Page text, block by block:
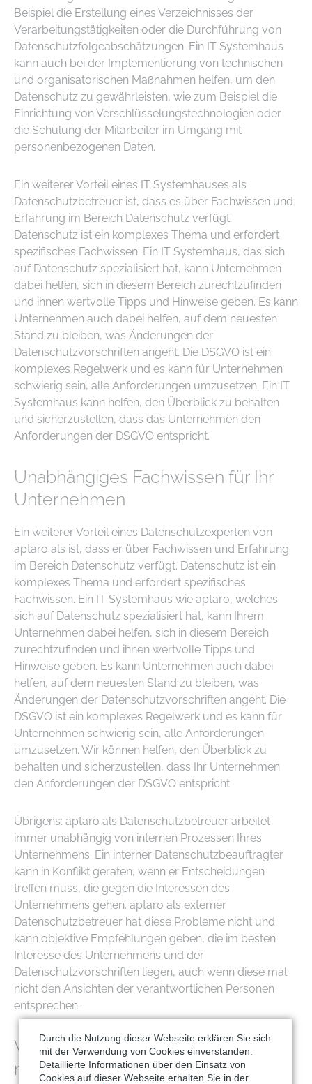
Beispiel die Erstellung eines Verzeichnisses der
Verarbeitungstätigkeiten oder die Durchführung von
Datenschutzfolgeabschätzungen. Ein IT Systemhaus
kann auch bei der Implementierung von technischen
und organisatorischen Maßnahmen helfen, um den
Datenschutz zu gewährleisten, wie zum Beispiel die
Einrichtung von Verschlüsselungstechnologien oder
die Schulung der Mitarbeiter im Umgang mit
personenbezogenen Daten.
Ein weiterer Vorteil eines IT Systemhauses als
Datenschutzbetreuer ist, dass es über Fachwissen und
Erfahrung im Bereich Datenschutz verfügt.
Datenschutz ist ein komplexes Thema und erfordert
spezifisches Fachwissen. Ein IT Systemhaus, das sich
auf Datenschutz spezialisiert hat, kann Unternehmen
dabei helfen, sich in diesem Bereich zurechtzufinden
und ihnen wertvolle Tipps und Hinweise geben. Es kann
Unternehmen auch dabei helfen, auf dem neuesten
Stand zu bleiben, was Änderungen der
Datenschutzvorschriften angeht. Die DSGVO ist ein
komplexes Regelwerk und es kann für Unternehmen
schwierig sein, alle Anforderungen umzusetzen. Ein IT
Systemhaus kann helfen, den Überblick zu behalten
und sicherzustellen, dass das Unternehmen den
Anforderungen der DSGVO entspricht.
Unabhängiges Fachwissen für Ihr
Unternehmen
Ein weiterer Vorteil eines Datenschutzexperten von
aptaro als ist, dass er über Fachwissen und Erfahrung
im Bereich Datenschutz verfügt. Datenschutz ist ein
komplexes Thema und erfordert spezifisches
Fachwissen. Ein IT Systemhaus wie aptaro, welches
sich auf Datenschutz spezialisiert hat, kann Ihrem
Unternehmen dabei helfen, sich in diesem Bereich
zurechtzufinden und ihnen wertvolle Tipps und
Hinweise geben. Es kann Unternehmen auch dabei
helfen, auf dem neuesten Stand zu bleiben, was
Änderungen der Datenschutzvorschriften angeht. Die
DSGVO ist ein komplexes Regelwerk und es kann für
Unternehmen schwierig sein, alle Anforderungen
umzusetzen. Wir können helfen, den Überblick zu
behalten und sicherzustellen, dass Ihr Unternehmen
den Anforderungen der DSGVO entspricht.
Übrigens: aptaro als Datenschutzbetreuer arbeitet
immer unabhängig von internen Prozessen Ihres
Unternehmens. Ein interner Datenschutzbeauftragter
kann in Konflikt geraten, wenn er Entscheidungen
treffen muss, die gegen die Interessen des
Unternehmens gehen. aptaro als externer
Datenschutzbetreuer hat diese Probleme nicht und
kann objektive Empfehlungen geben, die im besten
Interesse des Unternehmens und der
Datenschutzvorschriften liegen, auch wenn diese mal
nicht den Ansichten der verantwortlichen Personen
entsprechen.
Was ist mit Drittanbietern, die Sie
nutzen?
Durch die Nutzung dieser Webseite erklären Sie sich
mit der Verwendung von Cookies einverstanden.
Detaillierte Informationen über den Einsatz von
Cookies auf dieser Webseite erhalten Sie in der